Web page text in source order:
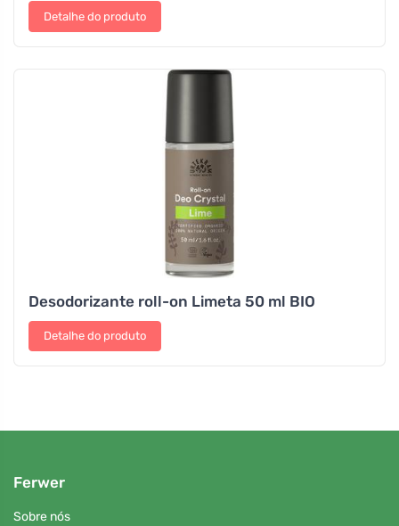
Detalhe do produto
Desodorizante roll-on Limeta 50 ml BIO
Detalhe do produto
Ferwer
Sobre nós